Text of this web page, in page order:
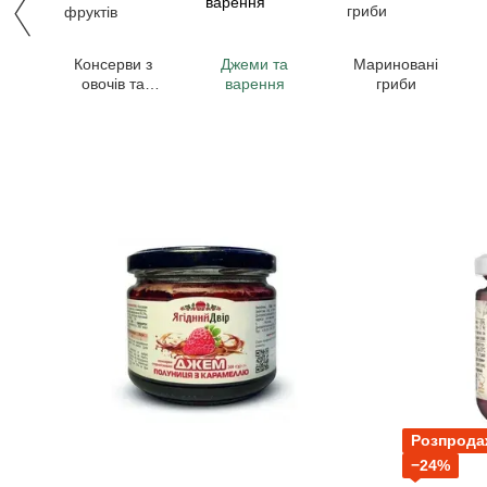
Консерви з
овочів та
Джеми та
варення
Мариновані
гриби
−24%